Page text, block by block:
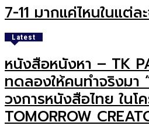
7-11 มากแค่ไหนในแต่ล
Latest
หนังสือหนังหา – TK
ทดลองให้คนทำจริงมา
วงการหนังสือไทย ในโ
TOMORROW